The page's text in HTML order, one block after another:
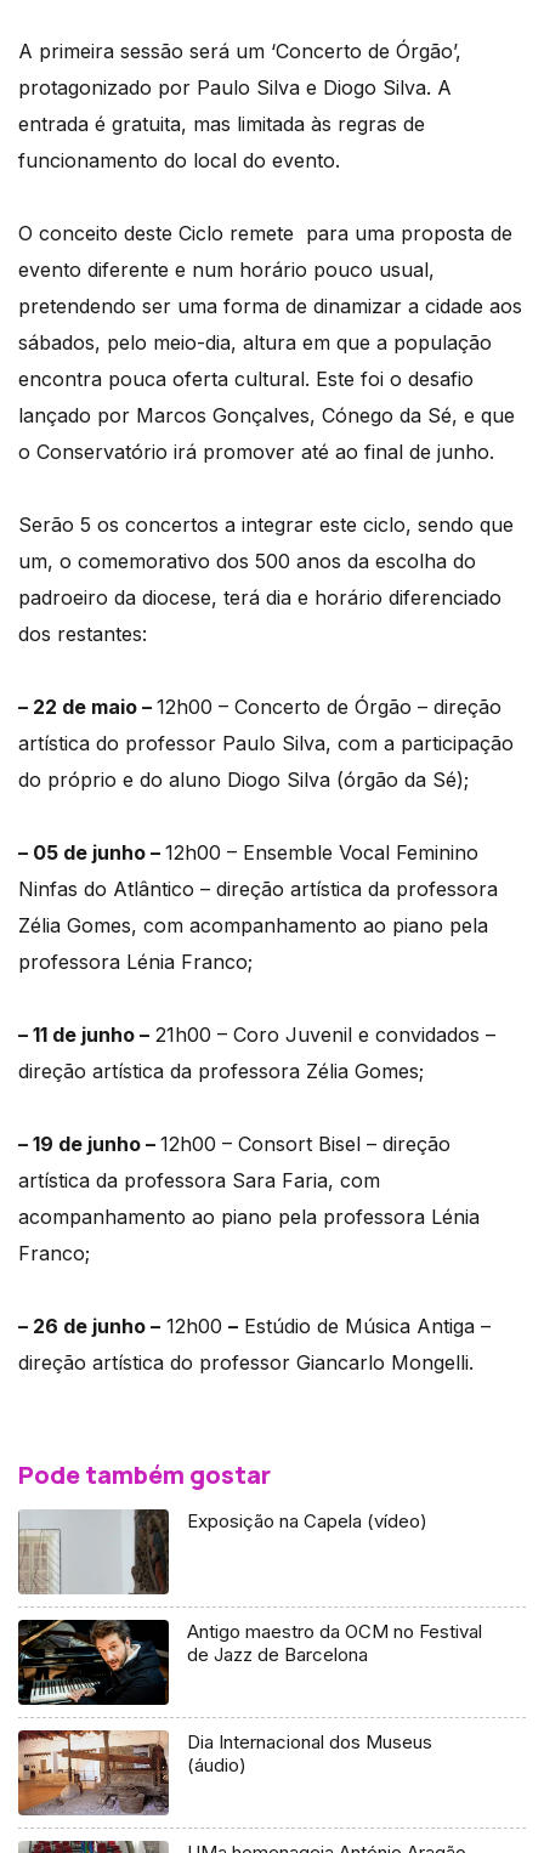
A primeira sessão será um ‘Concerto de Órgão’,
protagonizado por Paulo Silva e Diogo Silva. A
entrada é gratuita, mas limitada às regras de
funcionamento do local do evento.
O conceito deste Ciclo remete para uma proposta de
evento diferente e num horário pouco usual,
pretendendo ser uma forma de dinamizar a cidade aos
sábados, pelo meio-dia, altura em que a população
encontra pouca oferta cultural. Este foi o desafio
lançado por Marcos Gonçalves, Cónego da Sé, e que
o Conservatório irá promover até ao final de junho.
Serão 5 os concertos a integrar este ciclo, sendo que
um, o comemorativo dos 500 anos da escolha do
padroeiro da diocese, terá dia e horário diferenciado
dos restantes:
– 22 de maio – 12h00 – Concerto de Órgão – direção
artística do professor Paulo Silva, com a participação
do próprio e do aluno Diogo Silva (órgão da Sé);
– 05 de junho – 12h00 – Ensemble Vocal Feminino
Ninfas do Atlântico – direção artística da professora
Zélia Gomes, com acompanhamento ao piano pela
professora Lénia Franco;
– 11 de junho – 21h00 – Coro Juvenil e convidados –
direção artística da professora Zélia Gomes;
– 19 de junho – 12h00 – Consort Bisel – direção
artística da professora Sara Faria, com
acompanhamento ao piano pela professora Lénia
Franco;
– 26 de junho – 12h00 – Estúdio de Música Antiga –
direção artística do professor Giancarlo Mongelli.
Pode também gostar
Exposição na Capela (vídeo)
Antigo maestro da OCM no Festival
de Jazz de Barcelona
Dia Internacional dos Museus
(áudio)